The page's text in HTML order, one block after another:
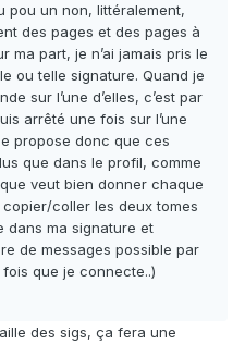
pou un non, littéralement,
des pages et des pages à
ma part, je n’ai jamais pris le
ou telle signature. Quand je
sur l’une d’elles, c’est par
arrêté une fois sur l’une
propose donc que ces
que dans le profil, comme
veut bien donner chaque
coller les deux tomes
dans ma signature et
de messages possible par
que je connecte..)
des sigs, ça fera une